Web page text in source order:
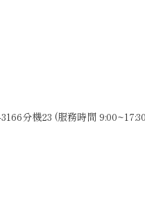
分機23 (服務時間